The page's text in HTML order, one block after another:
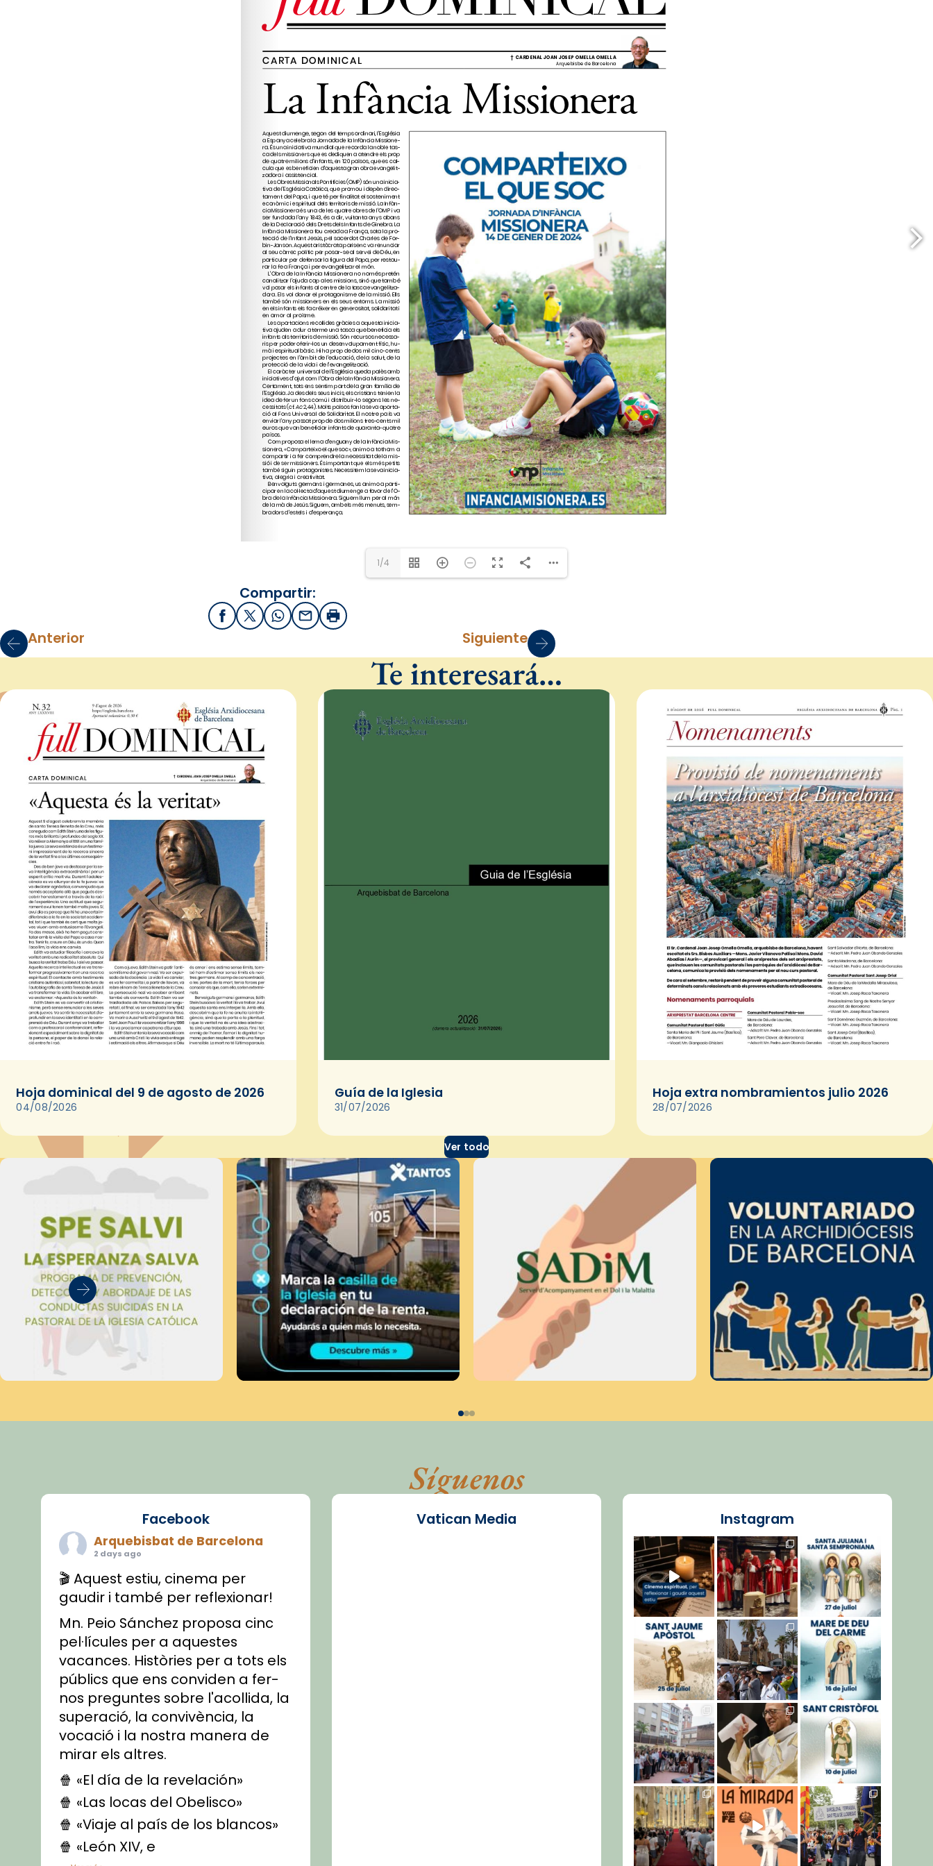
Social Cristià (www.elcorrent.cat), un
1/4
Compartir:
FacebookX / Twitter
WhatsApp
EmailImprimir
Anterior Siguiente
Te interesará…
Hoja dominical del 9 de agosto de 2026
04/08/2026
Guía de la Iglesia
31/07/2026
Hoja extra nombramientos julio 2026
28/07/2026
Ver todo
Síguenos
Facebook
Arquebisbat de Barcelona
2 days ago
🎬 Aquest estiu, cinema per
gaudir i també per reflexionar!
Mn. Peio Sánchez proposa cinc
pel·lícules per a aquestes
vacances. Històries per a tots els
públics que ens conviden a fer-
nos preguntes sobre l'acollida, la
superació, la convivència, la
vocació i la nostra manera de
mirar els altres.
🍿 «El día de la revelación»
🍿 «Las locas del Obelisco»
🍿 «Viaje al país de los blancos»
🍿 «León XIV, e
Vatican Media Instagram